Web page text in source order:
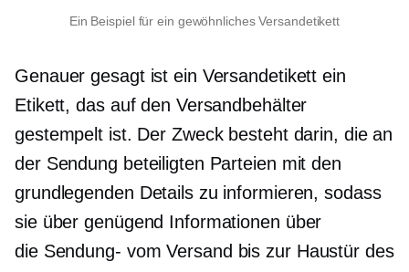
Ein Beispiel für ein gewöhnliches Versandetikett
Genauer gesagt ist ein Versandetikett ein
Etikett, das auf den Versandbehälter
gestempelt ist. Der Zweck besteht darin, die an
der Sendung beteiligten Parteien mit den
grundlegenden Details zu informieren, sodass
sie über genügend Informationen über
die Sendung- vom Versand bis zur Haustür des